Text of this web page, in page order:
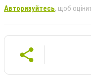
Авторизуйтесь, щоб